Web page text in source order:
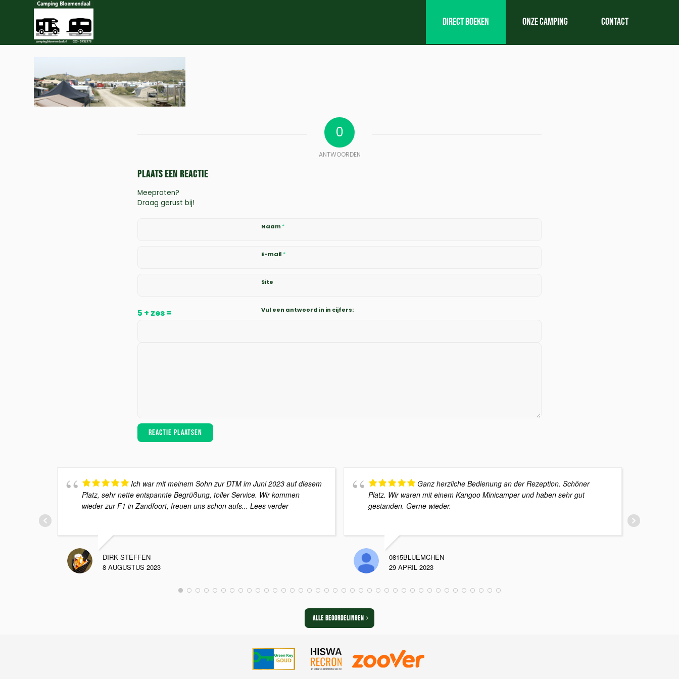
Direct boeken Onze camping Contact
0
ANTWOORDEN
Plaats een Reactie
Meepraten?
Draag gerust bij!
Naam*
E-mail*
Site
Vul een antwoord in in cijfers:
5 + zes =
Ich war mit meinem Sohn zur DTM im Juni 2023 auf diesem
Platz, sehr nette entspannte Begrüßung, toller Service. Wir kommen
wieder zur F1 in Zandfoort, freuen uns schon aufs... Lees verder
DIRK STEFFEN
8 AUGUSTUS 2023
Ganz herzliche Bedienung an der Rezeption. Schöner
Platz. Wir waren mit einem Kangoo Minicamper und haben sehr gut
gestanden. Gerne wieder.
0815BLUEMCHEN
29 APRIL 2023
ALLE BEOORDELINGEN